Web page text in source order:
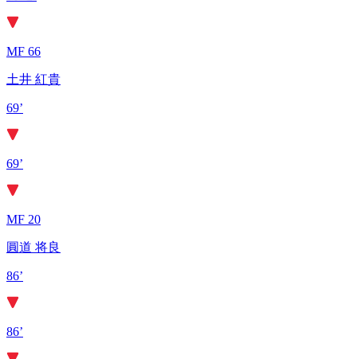
MF 66
土井 紅貴
69’
69’
MF 20
圓道 将良
86’
86’